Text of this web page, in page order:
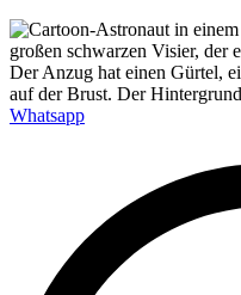
Whatsapp